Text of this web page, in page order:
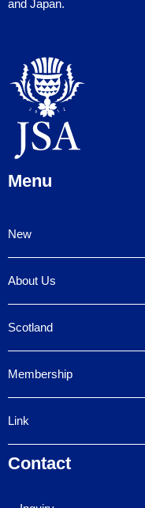
and Japan.
Menu
New
About Us
Scotland
Membership
Link
Contact